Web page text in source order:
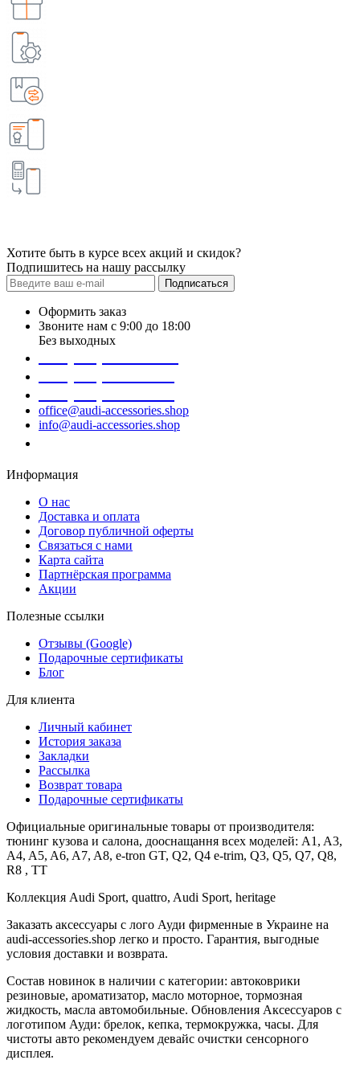
Хотите быть в курсе всех акций и скидок?
Подпишитесь на нашу рассылку
Подписаться
Оформить заказ
Звоните нам с 9:00 до 18:00
Без выходных
office@audi-accessories.shop
info@audi-accessories.shop
Информация
О нас
Доставка и оплата
Договор публичной оферты
Связаться с нами
Карта сайта
Партнёрская программа
Акции
Полезные ссылки
Отзывы (Google)
Подарочные сертификаты
Блог
Для клиента
Личный кабинет
История заказа
Закладки
Рассылка
Возврат товара
Подарочные сертификаты
Официальные оригинальные товары от производителя:
тюнинг кузова и салона, дооснащання всех моделей: A1, A3,
A4, A5, A6, A7, A8, e-tron GT, Q2, Q4 e-trim, Q3, Q5, Q7, Q8,
R8 , TT
Коллекция Audi Sport, quattro, Audi Sport, heritage
Заказать аксессуары с лого Ауди фирменные в Украине на
audi-accessories.shop легко и просто. Гарантия, выгодные
условия доставки и возврата.
Состав новинок в наличии с категории: автоковрики
резиновые, ароматизатор, масло моторное, тормозная
жидкость, масла автомобильные. Обновления Аксессуаров с
логотипом Ауди: брелок, кепка, термокружка, часы. Для
чистоты авто рекомендуем девайс очистки сенсорного
дисплея.